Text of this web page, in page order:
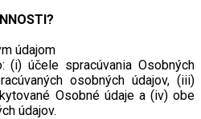
údajom
(i) účele spracúvania Osobných
osobných údajov, (iii)
Osobné údaje a (iv) obe
údajov.